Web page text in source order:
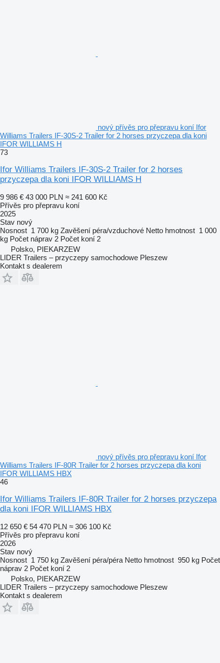
nový přívěs pro přepravu koní Ifor
Williams Trailers IF-30S-2 Trailer for 2 horses przyczepa dla koni
IFOR WILLIAMS H
73
Ifor Williams Trailers IF-30S-2 Trailer for 2 horses
przyczepa dla koni IFOR WILLIAMS H
9 986 € 43 000 PLN ≈ 241 600 Kč
Přívěs pro přepravu koní
2025
Stav nový
Nosnost 1 700 kg Zavěšení péra/vzduchové Netto hmotnost 1 000
kg Počet náprav 2 Počet koní 2
Polsko, PIEKARZEW
LIDER Trailers – przyczepy samochodowe Pleszew
Kontakt s dealerem
nový přívěs pro přepravu koní Ifor
Williams Trailers IF-80R Trailer for 2 horses przyczepa dla koni
IFOR WILLIAMS HBX
46
Ifor Williams Trailers IF-80R Trailer for 2 horses przyczepa
dla koni IFOR WILLIAMS HBX
12 650 € 54 470 PLN ≈ 306 100 Kč
Přívěs pro přepravu koní
2026
Stav nový
Nosnost 1 750 kg Zavěšení péra/péra Netto hmotnost 950 kg Počet
náprav 2 Počet koní 2
Polsko, PIEKARZEW
LIDER Trailers – przyczepy samochodowe Pleszew
Kontakt s dealerem